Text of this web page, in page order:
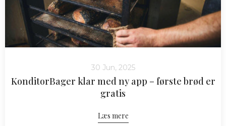
30 Jun, 2025
KonditorBager klar med ny app – første brød er
gratis
Læs mere